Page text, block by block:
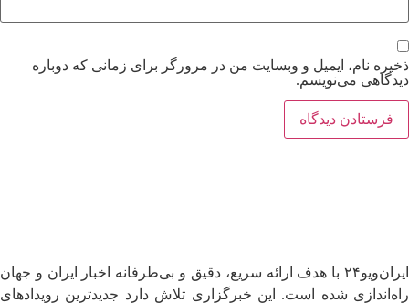
ذخیره نام، ایمیل و وبسایت من در مرورگر برای زمانی که دوباره
دیدگاهی می‌نویسم.
ایران‌ویو۲۴ با هدف ارائه سریع، دقیق و بی‌طرفانه اخبار ایران و جهان
راه‌اندازی شده است. این خبرگزاری تلاش دارد جدیدترین رویدادهای